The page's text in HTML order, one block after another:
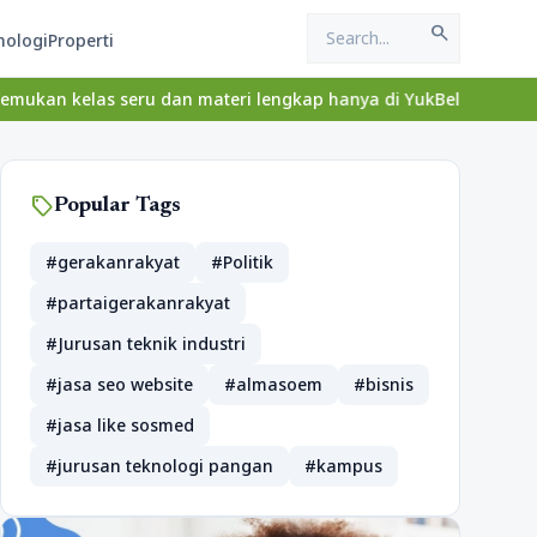
Properti search
seru dan materi lengkap hanya di YukBelajar.com. Mulai
sellPopular Tags
#gerakanrakyat
#Politik
#partaigerakanrakyat
#Jurusan teknik industri
#jasa seo website
#almasoem
#bisnis
#jasa like sosmed
#jurusan teknologi pangan
#kampus